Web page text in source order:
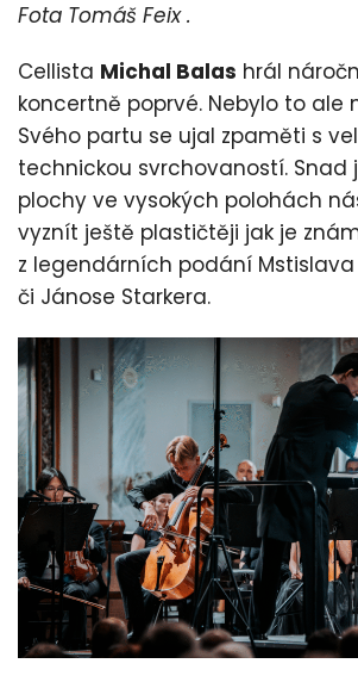
Fota Tomáš Feix .
Cellista Michal Balas hrál
koncertně poprvé. Nebylo to ale
Svého partu se ujal zpaměti s
technickou svrchovaností. Snad
plochy ve vysokých polohách
vyznít ještě plastičtěji jak je
z legendárních podání Mstislava
či Jánose Starkera.